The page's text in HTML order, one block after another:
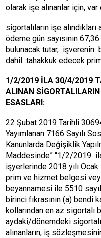
olarak işe alınanlar için,
sigortalıların işe
ödeme gün sayısının
bulunacak tutar, işverenin
dahil tahakkuk edecek
1/2/2019 İLA 30/4/2019
ALINAN
ESASLARI:
22 Şubat 2019 Tarihli
Yayımlanan 7166 Sayılı
Kanunlarda Değişiklik
Maddesinde” “1/2/2019
işyerlerinde 2018 yılı
prim ve hizmet belgesi
beyannamesi ile 5510
birinci fıkrasının (a) bendi
kollarından en az sigortalı
aydaki/dönemdeki
alınanların, iş